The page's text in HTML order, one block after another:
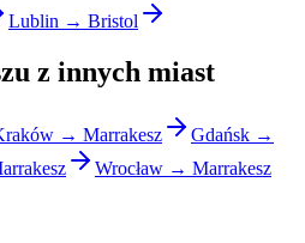
Lublin → Bristol
z innych miast
→ Marrakesz
Gdańsk →
Wrocław → Marrakesz